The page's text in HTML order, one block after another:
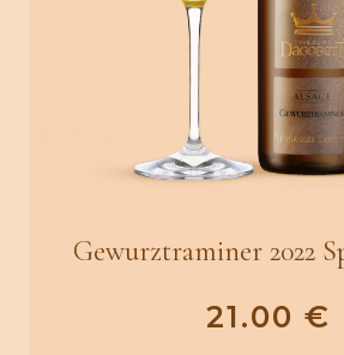
Gewurztraminer 2022
21.00 €